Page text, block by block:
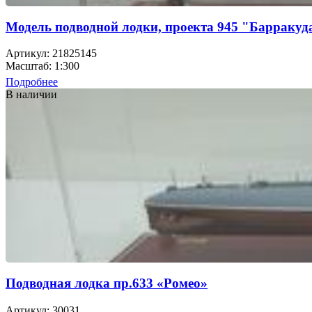
Модель подводной лодки, проекта 945
Артикул: 21825145
Масштаб: 1:300
Подробнее
В наличии
Подводная лодка пр.633 «Ромео»